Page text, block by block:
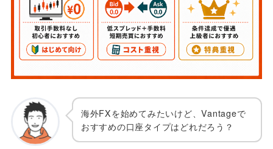
海外FXを始めてみたいけど、Vantageで
おすすめの口座タイプはどれだろう？